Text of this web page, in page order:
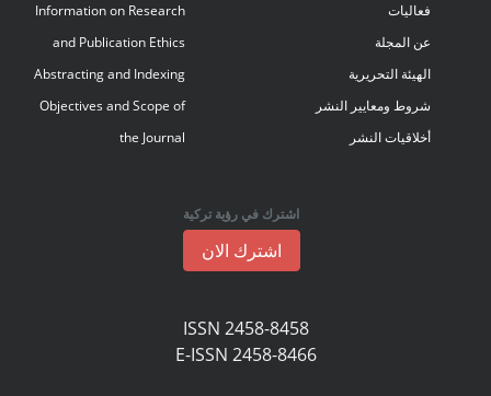
فعاليات
عن المجلة
الهيئة التحريرية
شروط ومعايير النشر
أخلاقيات النشر
Information on Research
and Publication Ethics
Abstracting and Indexing
Objectives and Scope of
the Journal
اشترك في رؤية تركية
اشترك الان
ISSN 2458-8458
E-ISSN 2458-8466